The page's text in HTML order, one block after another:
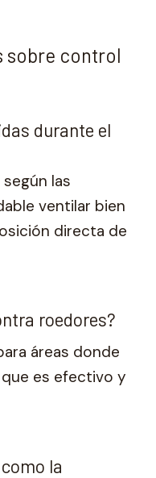
sobre control
durante el
las
ventilar bien
directa de
roedores?
áreas donde
es efectivo y
la